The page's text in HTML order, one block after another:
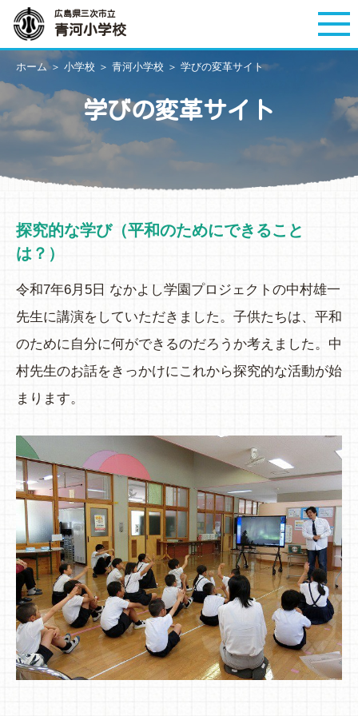
広島県三次市立
青河小学校
ホーム ＞ 小学校 ＞ 青河小学校 ＞ 学びの変革サイト
学びの変革サイト
探究的な学び（平和のためにできること
は？）
令和7年6月5日 なかよし学園プロジェクトの中村雄一
先生に講演をしていただきました。子供たちは、平和
のために自分に何ができるのだろうか考えました。中
村先生のお話をきっかけにこれから探究的な活動が始
まります。